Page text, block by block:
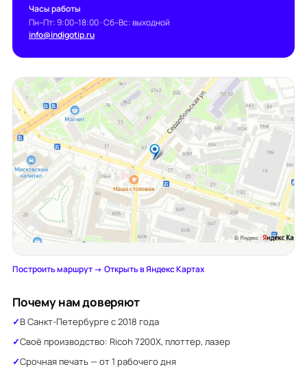
Часы работы
Пн–Пт: 9:00–18:00 · Сб–Вс: выходной
info@indigotip.ru
Построить маршрут →·Открыть в Яндекс Картах
Почему нам доверяют
В Санкт-Петербурге с 2018 года
Своё производство: Ricoh 7200X, плоттер, лазер
Срочная печать — от 1 рабочего дня